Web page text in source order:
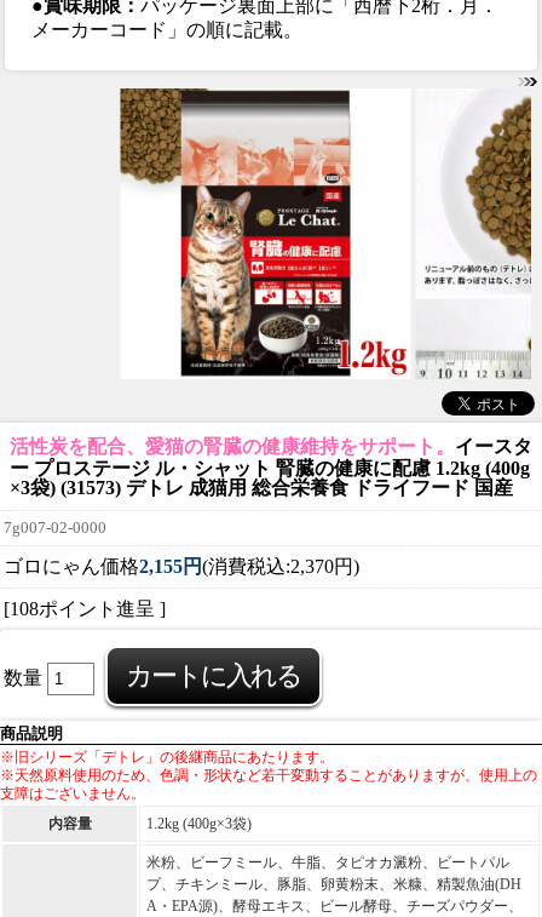
●賞味期限：パッケージ裏面上部に「西暦下2桁．月．
メーカーコード」の順に記載。
活性炭を配合、愛猫の腎臓の健康維持をサポート。 イースタ
ー プロステージ ル・シャット 腎臓の健康に配慮 1.2kg (400g
×3袋) (31573) デトレ 成猫用 総合栄養食 ドライフード 国産
7g007-02-0000
ゴロにゃん価格2,155円(消費税込:2,370円)
[108ポイント進呈 ]
数量
商品説明
※旧シリーズ「デトレ」の後継商品にあたります。
※天然原料使用のため、色調・形状など若干変動することがありますが、使用上の
支障はございません。
内容量
1.2kg (400g×3袋)
米粉、ビーフミール、牛脂、タピオカ澱粉、ビートパル
プ、チキンミール、豚脂、卵黄粉末、米糠、精製魚油(DH
A・EPA源)、酵母エキス、ビール酵母、チーズパウダー、